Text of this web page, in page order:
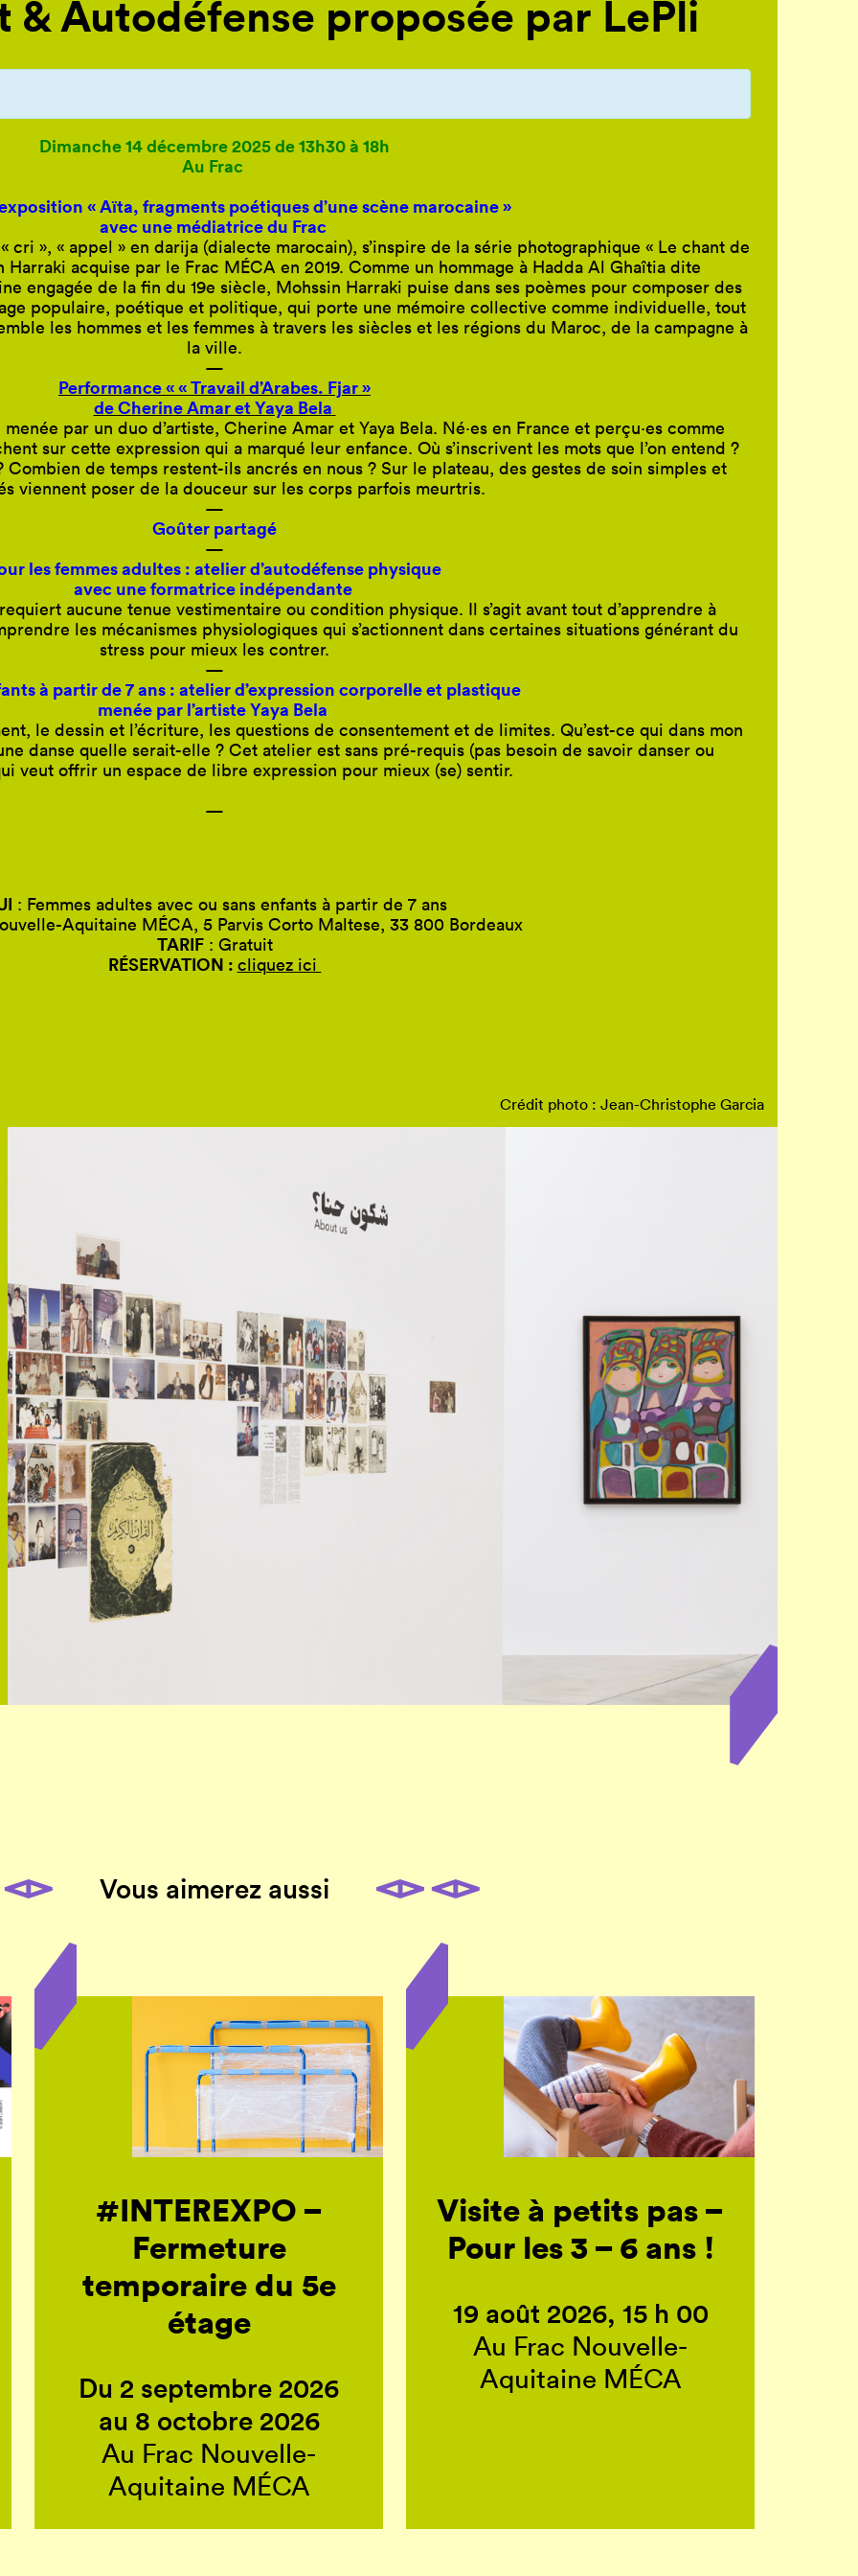
& Autodéfense proposée par LePli
Dimanche 14 décembre 2025 de 13h30 à 18h
Au Frac
« Aïta, fragments poétiques d’une scène marocaine »
avec une médiatrice du Frac
cri », « appel » en darija (dialecte marocain), s’inspire de la série photographique « Le chant de
Harraki acquise par le Frac MÉCA en 2019. Comme un hommage à Hadda Al Ghaîtia dite
engagée de la fin du 19e siècle, Mohssin Harraki puise dans ses poèmes pour composer des
populaire, poétique et politique, qui porte une mémoire collective comme individuelle, tout
les hommes et les femmes à travers les siècles et les régions du Maroc, de la campagne à
la ville.
—
Performance « « Travail d’Arabes. Fjar »
de Cherine Amar et Yaya Bela
par un duo d’artiste, Cherine Amar et Yaya Bela. Né·es en France et perçu·es comme
sur cette expression qui a marqué leur enfance. Où s’inscrivent les mots que l’on entend ?
Combien de temps restent-ils ancrés en nous ? Sur le plateau, des gestes de soin simples et
viennent poser de la douceur sur les corps parfois meurtris.
—
Goûter partagé
—
les femmes adultes : atelier d’autodéfense physique
avec une formatrice indépendante
aucune tenue vestimentaire ou condition physique. Il s’agit avant tout d’apprendre à
les mécanismes physiologiques qui s’actionnent dans certaines situations générant du
stress pour mieux les contrer.
—
à partir de 7 ans : atelier d’expression corporelle et plastique
menée par l’artiste Yaya Bela
le dessin et l’écriture, les questions de consentement et de limites. Qu’est-ce qui dans mon
danse quelle serait-elle ? Cet atelier est sans pré-requis (pas besoin de savoir danser ou
veut offrir un espace de libre expression pour mieux (se) sentir.
—
: Femmes adultes avec ou sans enfants à partir de 7 ans
Aquitaine MÉCA, 5 Parvis Corto Maltese, 33 800 Bordeaux
TARIF: Gratuit
RÉSERVATION : cliquez ici
Crédit photo : Jean-Christophe Garcia
Vous aimerez aussi
#INTEREXPO –
Fermeture
temporaire du 5e
étage
Du 2 septembre 2026
au 8 octobre 2026
Au Frac Nouvelle-
Aquitaine MÉCA
Visite à petits pas –
Pour les 3 – 6 ans !
19 août 2026, 15 h 00
Au Frac Nouvelle-
Aquitaine MÉCA